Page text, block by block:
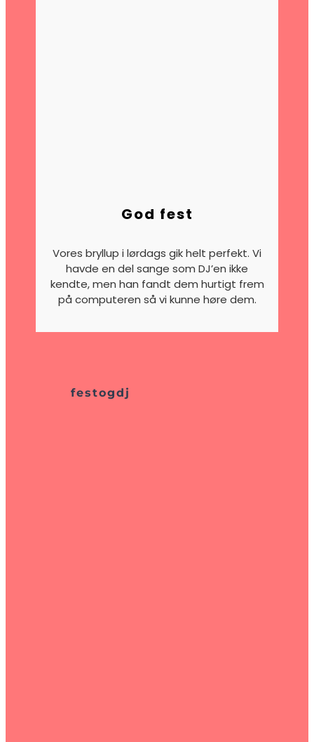
God fest
Vores bryllup i lørdags gik helt perfekt. Vi
havde en del sange som DJ’en ikke
kendte, men han fandt dem hurtigt frem
på computeren så vi kunne høre dem.
festogdj